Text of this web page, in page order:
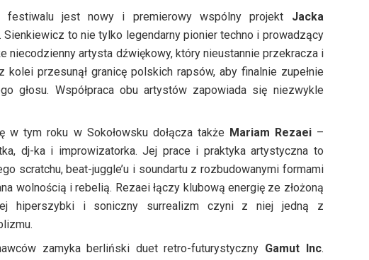
festiwalu jest nowy i premierowy wspólny projekt Jacka
. Sienkiewicz to nie tylko legendarny pionier techno i prowadzący
niecodzienny artysta dźwiękowy, który nieustannie przekracza i
przesunął granicę polskich rapsów, aby finalnie zupełnie
głosu. Współpraca obu artystów zapowiada się niezwykle
w tym roku w Sokołowsku dołącza także Mariam Rezaei–
dj-ka i improwizatorka. Jej prace i praktyka artystyczna to
scratchu, beat-juggle’u i soundartu z rozbudowanymi formami
wolnością i rebelią. Rezaei łączy klubową energię ze złożoną
hiperszybki i soniczny surrealizm czyni z niej jedną z
zamyka berliński duet retro-futurystyczny Gamut Inc.